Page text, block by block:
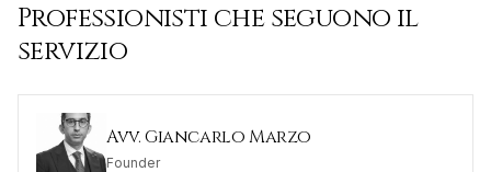
Professionisti che seguono il
servizio
Avv. Giancarlo Marzo
Founder